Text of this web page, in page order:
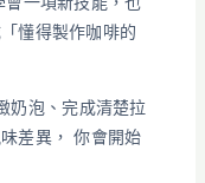
懂得製作咖啡的
奶泡、完成清楚拉
差異， 你會開始